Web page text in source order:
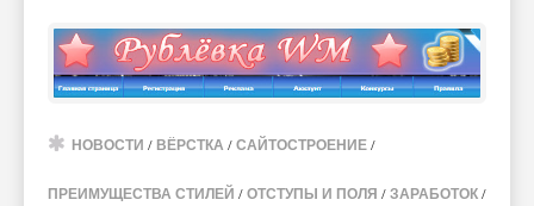
НОВОСТИ / ВЁРСТКА / САЙТОСТРОЕНИЕ /
ПРЕИМУЩЕСТВА СТИЛЕЙ / ОТСТУПЫ И ПОЛЯ / ЗАРАБОТОК /